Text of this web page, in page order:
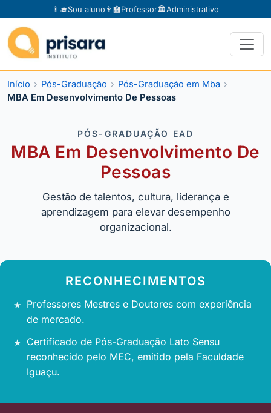
👨‍🎓Sou aluno 👩‍🏫Professor🏛️Administrativo
Início Pós-Graduação
Pós-Graduação em Mba
MBA Em Desenvolvimento De Pessoas
PÓS-GRADUAÇÃO EAD
MBA Em Desenvolvimento De
Pessoas
Gestão de talentos, cultura, liderança e
aprendizagem para elevar desempenho
organizacional.
RECONHECIMENTOS
Professores Mestres e Doutores com experiência
de mercado.
Certificado de Pós-Graduação Lato Sensu
reconhecido pelo MEC, emitido pela Faculdade
Iguaçu.